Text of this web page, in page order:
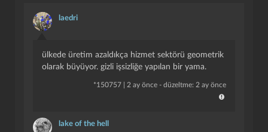
- sorumsuzluk: hem trafikte hem de müşteri ilişkilerinde
kuryelerden daha kötüsü yok ve bunlara yeterince denetim
cezalandırılmıyorlar; bu da "ben buraların agasıyım"
mantığına sürüklüyor bütün kuryeleri. pandemi civarında bu
kafasıyla hareket eden insancıklar halinde benim gözümde.
laedri
ülkede üretim azaldıkça hizmet sektörü geometrik
olarak büyüyor. gizli işsizliğe yapılan bir yama.
*150757 2 ay önce - düzeltme: 2 ay önce
lake of the hell